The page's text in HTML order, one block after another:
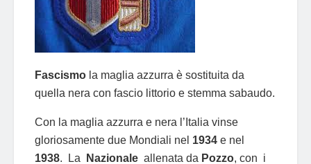
Fascismo la maglia azzurra è sostituita da
quella nera con fascio littorio e stemma sabaudo.
Con la maglia azzurra e nera l’Italia vinse
gloriosamente due Mondiali nel 1934 e nel
1938. La Nazionale allenata da Pozzo, con i